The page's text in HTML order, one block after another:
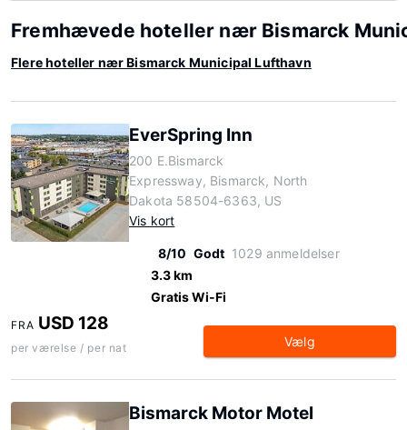
Fremhævede hoteller nær Bismarck
Flere hoteller nær Bismarck Municipal Lufthavn
EverSpring Inn
200 E.Bismarck
Expressway, Bismarck, North
Dakota 58504-6363, US
Vis kort
8/10 Godt 1029 anmeldelser
3.3 km
Gratis Wi-Fi
FRA USD 128
per værelse / per nat Vælg
Bismarck Motor Motel